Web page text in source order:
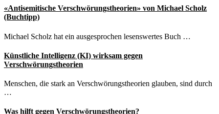
jetzt?
«Antisemitische Verschwörungstheorien» von Michael Scholz
(Buchtipp)
Michael Scholz hat ein ausgesprochen lesenswertes Buch …
Künstliche Intelligenz (KI) wirksam gegen
Verschwörungstheorien
Menschen, die stark an Verschwörungstheorien glauben, sind durch
…
Was hilft gegen Verschwörungstheorien?